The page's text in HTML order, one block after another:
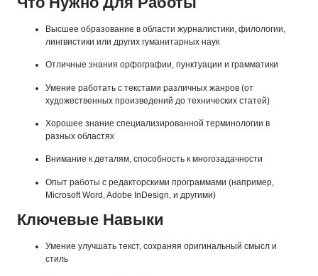
Высшее образование в области журналистики, филологии,
лингвистики или других гуманитарных наук
Отличные знания орфографии, пунктуации и грамматики
Умение работать с текстами различных жанров (от
художественных произведений до технических статей)
Хорошее знание специализированной терминологии в
разных областях
Внимание к деталям, способность к многозадачности
Опыт работы с редакторскими программами (например,
Microsoft Word, Adobe InDesign, и другими)
Ключевые Навыки
Умение улучшать текст, сохраняя оригинальный смысл и
стиль